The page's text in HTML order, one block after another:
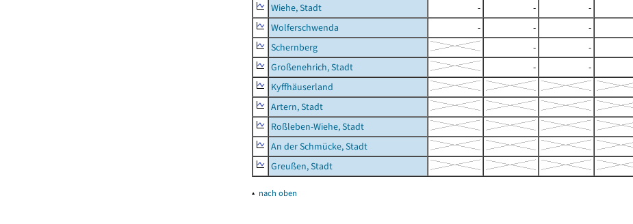
Wiehe, Stadt
- - -
Wolferschwenda
- - -
Schernberg
- -
Großenehrich, Stadt
- -
Kyffhäuserland
Artern, Stadt
Roßleben-Wiehe, Stadt
An der Schmücke, Stadt
Greußen, Stadt
▴ nach oben